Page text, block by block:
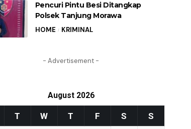
Pencuri Pintu Besi Ditangkap
Polsek Tanjung Morawa
HOME KRIMINAL
- Advertisement -
August 2026
T W T F S S